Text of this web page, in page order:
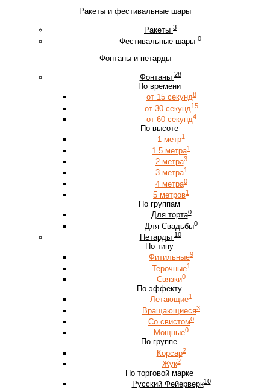
Ракеты и фестивальные шары
Ракеты 3
Фестивальные шары 0
Фонтаны и петарды
Фонтаны 28
По времени
от 15 секунд8
от 30 секунд15
от 60 секунд4
По высоте
1 метр1
1.5 метра1
2 метра3
3 метра1
4 метра0
5 метров1
По группам
Для торта0
Для Свадьбы0
Петарды 10
По типу
Фитильные9
Терочные1
Связки0
По эффекту
Летающие1
Вращающиеся3
Со свистом0
Мощные0
По группе
Корсар2
Жук2
По торговой марке
Русский Фейерверк10